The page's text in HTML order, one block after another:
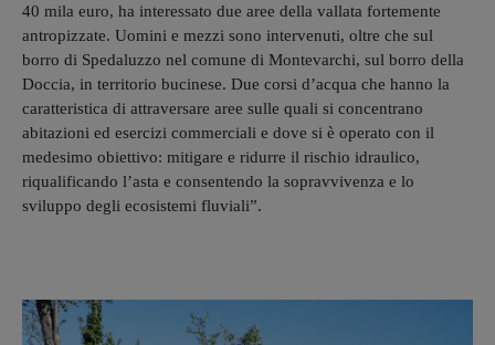
40 mila euro, ha interessato due aree della vallata fortemente
antropizzate. Uomini e mezzi sono intervenuti, oltre che sul
borro di Spedaluzzo nel comune di Montevarchi, sul borro della
Doccia, in territorio bucinese. Due corsi d’acqua che hanno la
caratteristica di attraversare aree sulle quali si concentrano
abitazioni ed esercizi commerciali e dove si è operato con il
medesimo obiettivo: mitigare e ridurre il rischio idraulico,
riqualificando l’asta e consentendo la sopravvivenza e lo
sviluppo degli ecosistemi fluviali”.